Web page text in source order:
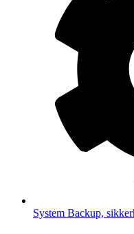
System Backup,